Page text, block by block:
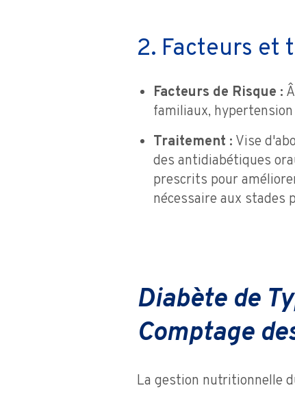
2. Facteurs et
Facteurs de Risque :
familiaux,
Traitement : Vise
des antidiabétiques
prescrits pour
nécessaire aux stades
Diabète de
Comptage
La gestion nutritionnelle